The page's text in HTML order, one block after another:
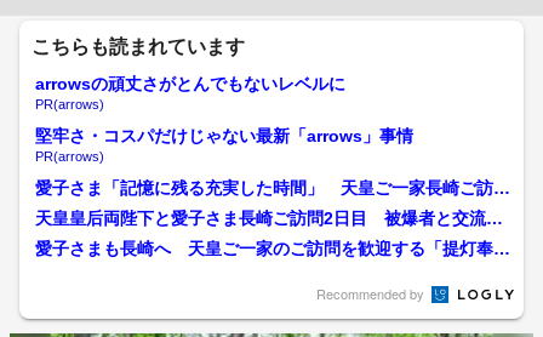
こちらも読まれています
arrowsの頑丈さがとんでもないレベルに
PR(arrows)
堅牢さ・コスパだけじゃない最新「arrows」事情
PR(arrows)
愛子さま「記憶に残る充実した時間」 天皇ご一家長崎ご訪
問 「慰霊の旅」被爆地を巡...
天皇皇后両陛下と愛子さま長崎ご訪問2日目 被爆者と交流
「つらい思いをされましたね...
愛子さまも長崎へ 天皇ご一家のご訪問を歓迎する「提灯奉
Recommended by